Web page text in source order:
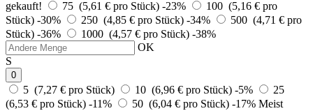
gekauft! 75 (5,61 € pro Stück) -23%
100 (5,16 € pro
Stück) -30% 250 (4,85 € pro Stück) -34%
500 (4,71 € pro
Stück) -36% 1000 (4,57 € pro Stück) -38%
OK
S
0
5 (7,27 € pro Stück) 10 (6,96 € pro Stück) -5%
25
(6,53 € pro Stück) -11% 50 (6,04 € pro Stück) -17% Meist